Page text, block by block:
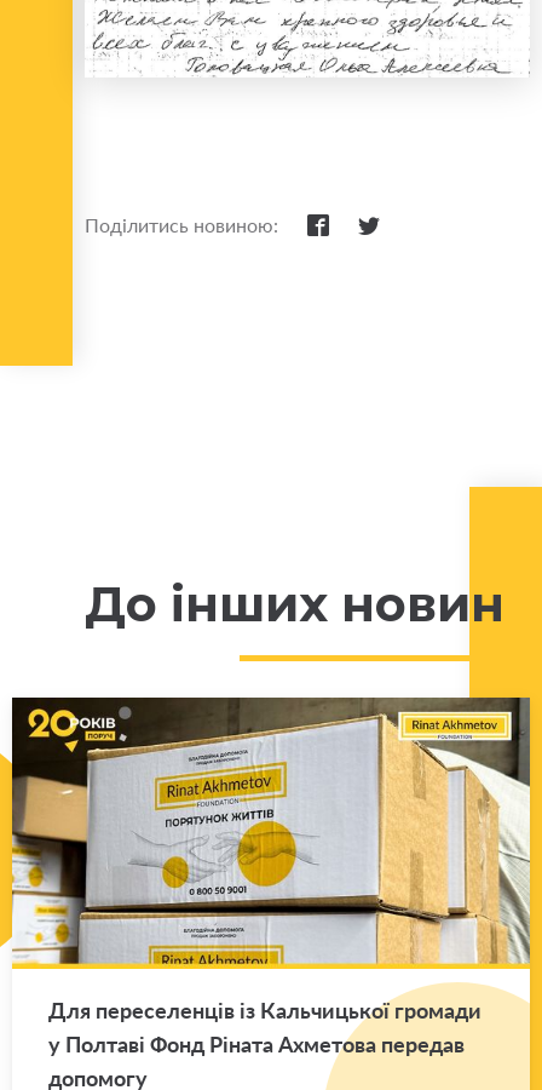
Поділитись новиною:
До інших новин
Для пе­ре­се­лен­ців із Каль­чи­цької гро­ма­ди
у Пол­та­ві Фонд Рі­на­та Ахме­то­ва пе­ре­дав
до­по­мо­гу